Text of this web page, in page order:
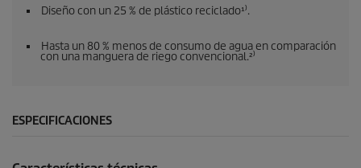
Diseño con un 25 % de plástico reciclado¹⁾.
Hasta un 80 % menos de consumo de agua en comparación
con una manguera de riego convencional.²⁾
ESPECIFICACIONES